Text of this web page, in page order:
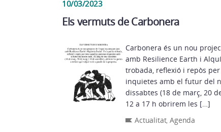
10/03/2023
Els vermuts de Carbonera
Carbonera és un nou
amb Resilience Earth i
trobada, reflexió i repòs
inquietes amb el futur del
dissabtes (18 de març, 20
12 a 17 h obrirem les […]
Actualitat,Agenda